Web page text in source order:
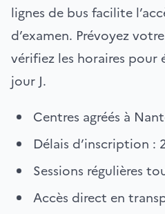
lignes de bus facilite
d’examen. Prévoyez
vérifiez les horaires
jour J.
Centres agréés à
Délais d’inscription :
Sessions régulières
Accès direct en